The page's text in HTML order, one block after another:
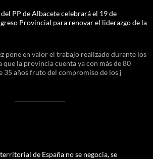
PP de Albacete celebrará el 19 de
Provincial para renovar el liderazgo de la
pone en valor el trabajo realizado durante los
que la provincia cuenta ya con más de 80
35 años fruto del compromiso de los j
de España no se negocia, se